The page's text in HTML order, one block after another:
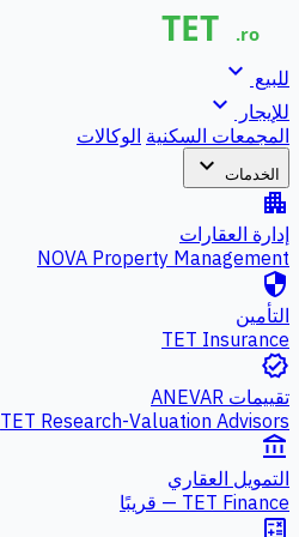
للبيع expand_more
للإيجار expand_more
المجمعات السكنية الوكالات
الخدمات expand_more
apartment
إدارة العقارات
NOVA Property Management
security
التأمين
TET Insurance
verified
تقييمات ANEVAR
TET Research-Valuation Advisors
account_balance
التمويل العقاري
TET Finance — قريبًا
calculate